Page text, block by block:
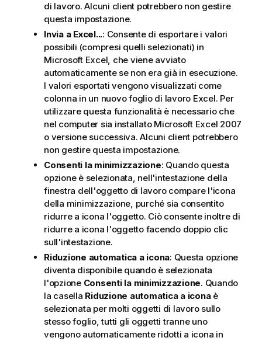
di lavoro. Alcuni client potrebbero non gestire
questa impostazione.
Invia a Excel...: Consente di esportare i valori
possibili (compresi quelli selezionati) in
Microsoft Excel, che viene avviato
automaticamente se non era già in esecuzione.
I valori esportati vengono visualizzati come
colonna in un nuovo foglio di lavoro Excel. Per
utilizzare questa funzionalità è necessario che
nel computer sia installato Microsoft Excel 2007
o versione successiva. Alcuni client potrebbero
non gestire questa impostazione.
Consenti la minimizzazione: Quando questa
opzione è selezionata, nell'intestazione della
finestra dell'oggetto di lavoro compare l'icona
della minimizzazione, purché sia consentito
ridurre a icona l'oggetto. Ciò consente inoltre di
ridurre a icona l'oggetto facendo doppio clic
sull'intestazione.
Riduzione automatica a icona: Questa opzione
diventa disponibile quando è selezionata
l'opzione Consenti la minimizzazione. Quando
la casella Riduzione automatica a iconaè
selezionata per molti oggetti di lavoro sullo
stesso foglio, tutti gli oggetti tranne uno
vengono automaticamente ridotti a icona in